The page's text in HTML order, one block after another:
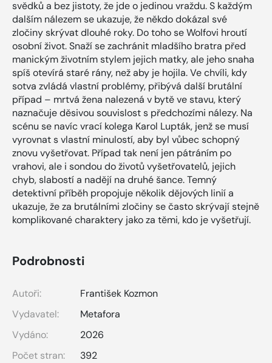
svědků a bez jistoty, že jde o jedinou vraždu. S každým
dalším nálezem se ukazuje, že někdo dokázal své
zločiny skrývat dlouhé roky. Do toho se Wolfovi hroutí
osobní život. Snaží se zachránit mladšího bratra před
manickým životním stylem jejich matky, ale jeho snaha
spíš otevírá staré rány, než aby je hojila. Ve chvíli, kdy
sotva zvládá vlastní problémy, přibývá další brutální
případ – mrtvá žena nalezená v bytě ve stavu, který
naznačuje děsivou souvislost s předchozími nálezy. Na
scénu se navíc vrací kolega Karol Lupták, jenž se musí
vyrovnat s vlastní minulostí, aby byl vůbec schopný
znovu vyšetřovat. Případ tak není jen pátráním po
vrahovi, ale i sondou do životů vyšetřovatelů, jejich
chyb, slabostí a nadějí na druhé šance. Temný
detektivní příběh propojuje několik dějových linií a
ukazuje, že za brutálními zločiny se často skrývají stejně
komplikované charaktery jako za těmi, kdo je vyšetřují.
Podrobnosti
Autoři:
František Kozmon
Vydavatel:
Metafora
Vydáno:
2026
Počet stran:
392